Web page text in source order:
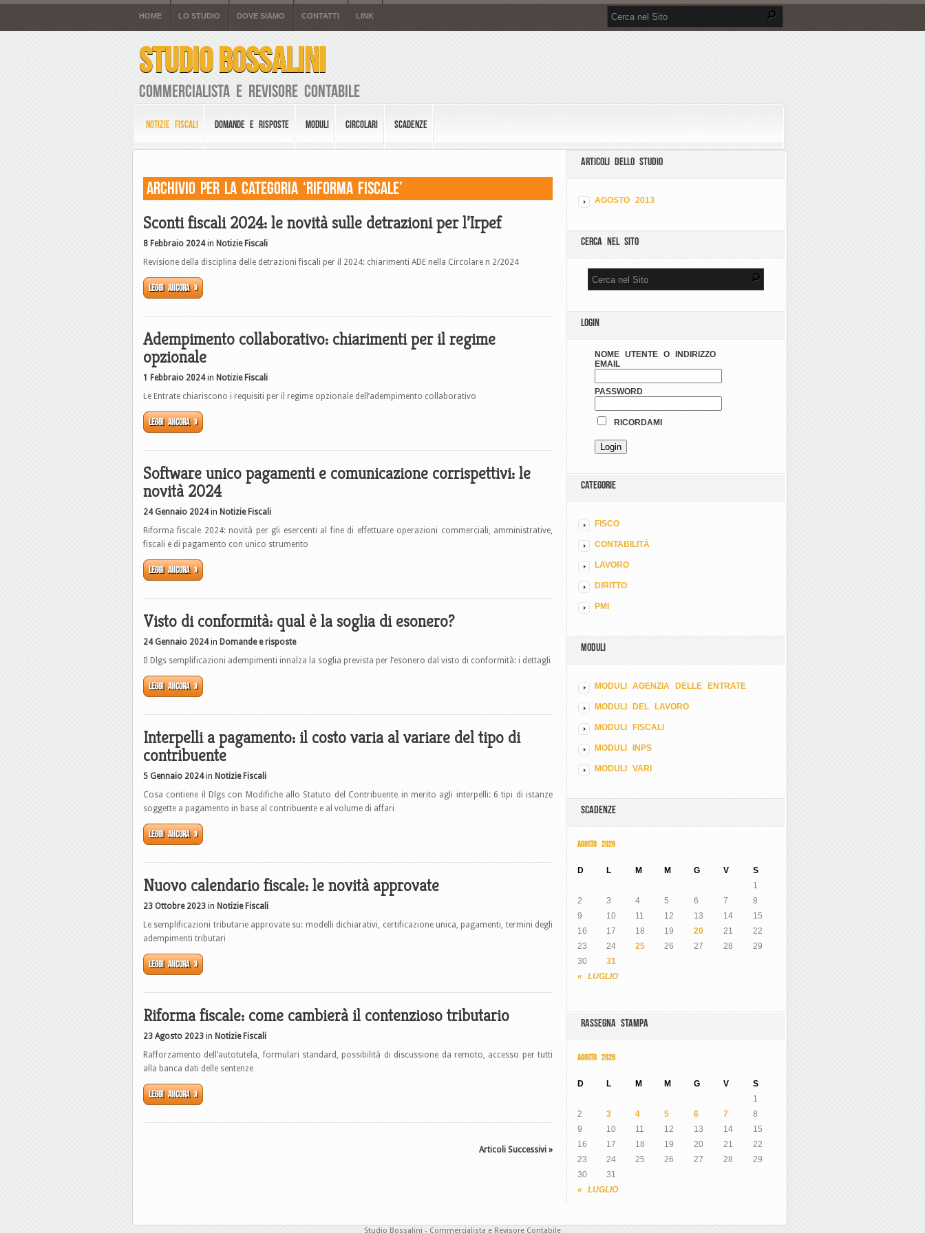
HOME LO STUDIO DOVE SIAMO CONTATTI LINK
STUDIO BOSSALINI
Commercialista e Revisore Contabile
NOTIZIE FISCALI DOMANDE E RISPOSTE MODULI CIRCOLARI SCADENZE
Archivio per la Categoria ‘Riforma fiscale’
Sconti fiscali 2024: le novità sulle detrazioni per l’Irpef
8 Febbraio 2024in Notizie Fiscali
Revisione della disciplina delle detrazioni fiscali per il 2024: chiarimenti ADE nella Circolare n 2/2024
Leggi ancora »
Adempimento collaborativo: chiarimenti per il regime
opzionale
1 Febbraio 2024in Notizie Fiscali
Le Entrate chiariscono i requisiti per il regime opzionale dell’adempimento collaborativo
Leggi ancora »
Software unico pagamenti e comunicazione corrispettivi: le
novità 2024
24 Gennaio 2024in Notizie Fiscali
Riforma fiscale 2024: novità per gli esercenti al fine di effettuare operazioni commerciali, amministrative,
fiscali e di pagamento con unico strumento
Leggi ancora »
Visto di conformità: qual è la soglia di esonero?
24 Gennaio 2024in Domande e risposte
Il Dlgs semplificazioni adempimenti innalza la soglia prevista per l’esonero dal visto di conformità: i dettagli
Leggi ancora »
Interpelli a pagamento: il costo varia al variare del tipo di
contribuente
5 Gennaio 2024in Notizie Fiscali
Cosa contiene il Dlgs con Modifiche allo Statuto del Contribuente in merito agli interpelli: 6 tipi di istanze
soggette a pagamento in base al contribuente e al volume di affari
Leggi ancora »
Nuovo calendario fiscale: le novità approvate
23 Ottobre 2023 in Notizie Fiscali
Le semplificazioni tributarie approvate su: modelli dichiarativi, certificazione unica, pagamenti, termini degli
adempimenti tributari
Leggi ancora »
Riforma fiscale: come cambierà il contenzioso tributario
23 Agosto 2023 in Notizie Fiscali
Rafforzamento dell’autotutela, formulari standard, possibilità di discussione da remoto, accesso per tutti
alla banca dati delle sentenze
Leggi ancora »
Articoli Successivi »
ARTICOLI DELLO STUDIO
AGOSTO 2013
CERCA NEL SITO
LOGIN
NOME UTENTE O INDIRIZZO
EMAIL
PASSWORD
RICORDAMI
CATEGORIE
FISCO
CONTABILITÀ
LAVORO
DIRITTO
PMI
MODULI
MODULI AGENZIA DELLE ENTRATE
MODULI DEL LAVORO
MODULI FISCALI
MODULI INPS
MODULI VARI
SCADENZE
AGOSTO 2026
D L M M G V S
« LUGLIO
1
2
3 4 5 6 7
8
9
10 11 12 13 14
15
16
17 18 19 20 21
22
23
24 25 26 27 28
29
30
31
RASSEGNA STAMPA
AGOSTO 2026
D L M M G V S
« LUGLIO
1
2
3 4 5 6 7
8
9
10 11 12 13 14
15
16
17 18 19 20 21
22
23
24 25 26 27 28
29
30
31
Studio Bossalini - Commercialista e Revisore Contabile